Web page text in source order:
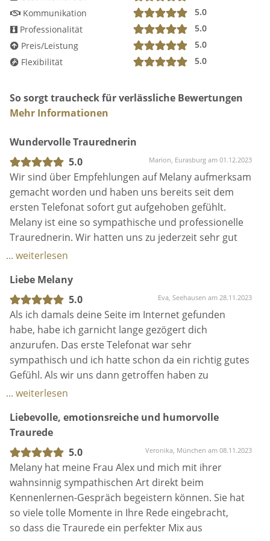
Kommunikation
5.0
Professionalität
5.0
Preis/Leistung
5.0
Flexibilität
5.0
So sorgt traucheck für verlässliche Bewertungen
Mehr Informationen
Wundervolle Traurednerin
5.0
Marion, Eurasburg am 01.12.2023
Wir sind über Empfehlungen auf Melany aufmerksam
gemacht worden und haben uns bereits seit dem
ersten Telefonat sofort gut aufgehoben gefühlt.
Melany ist eine so sympathische und professionelle
Traurednerin. Wir hatten uns zu jederzeit sehr gut
betreut gefühlt. Melany investiert viel Zeit und Mühe
Zeremonie, auch in die gemeinsamen Gespräche um
uns besser kennenzulernen, sogar eine
Locationbesichtigung macht sie mit, um auf alle
Gegebenheiten vor Ort gut vorbereitet zu sein.
Sie ist wirklich sehr engagiert und hilfsbereit. Wir
sind ihr sehr dankbar, dass sie diesen Weg
gemeinsam mit uns gegangen ist und diese
Zeremonie so wunderschön begleitet hat.
... weiterlesen
Liebe Melany
5.0
Eva, Seehausen am 28.11.2023
Als ich damals deine Seite im Internet gefunden
habe, habe ich garnicht lange gezögert dich
anzurufen. Das erste Telefonat war sehr
sympathisch und ich hatte schon da ein richtig gutes
Gefühl. Als wir uns dann getroffen haben zu
unserem Kennenlern Gespräch war mir schon klar
diesen tollen Tag für uns perfekt machst. Du hast
uns sehr geholfen bei den Vorbereitungen, standest
uns jeder Zeit mit Rat und Tat zur Seite. Dann kam
der große Tag und es war einfach alles perfekt. Wir
hätten uns niemand besseren vorstellen können wie
dich. Du hast diese Rede und die ganze Zeremonie
so authentisch und liebevoll rübergebracht es war
einfach nur mega wir danken dir sehr für die tolle
... weiterlesen
Liebevolle, emotionsreiche und humorvolle
Traurede
5.0
Veronika, München am 08.11.2023
Melany hat meine Frau Alex und mich mit ihrer
wahnsinnig sympathischen Art direkt beim
Kennenlernen-Gespräch begeistern können. Sie hat
so viele tolle Momente in Ihre Rede eingebracht,
so dass die Traurede ein perfekter Mix aus